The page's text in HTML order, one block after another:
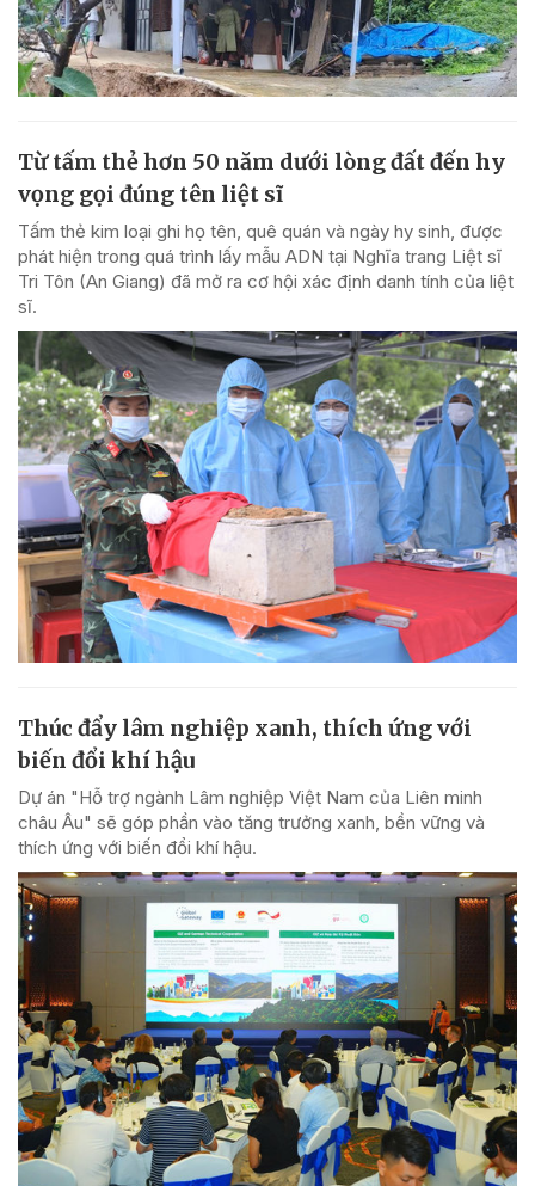
Từ tấm thẻ hơn 50 năm dưới lòng đất đến hy
vọng gọi đúng tên liệt sĩ
Tấm thẻ kim loại ghi họ tên, quê quán và ngày hy sinh, được
phát hiện trong quá trình lấy mẫu ADN tại Nghĩa trang Liệt sĩ
Tri Tôn (An Giang) đã mở ra cơ hội xác định danh tính của liệt
sĩ.
Thúc đẩy lâm nghiệp xanh, thích ứng với
biến đổi khí hậu
Dự án "Hỗ trợ ngành Lâm nghiệp Việt Nam của Liên minh
châu Âu" sẽ góp phần vào tăng trưởng xanh, bền vững và
thích ứng với biến đổi khí hậu.